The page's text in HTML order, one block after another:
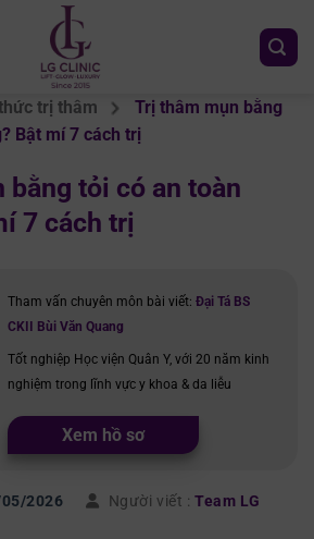
trị thâm
Trị thâm mụn bằng
Bật mí 7 cách trị
bằng tỏi có an toàn
7 cách trị
Tham vấn chuyên môn bài viết: Đại Tá BS
CKII Bùi Văn Quang
Tốt nghiệp Học viện Quân Y, với 20 năm kinh
nghiệm trong lĩnh vực y khoa & da liễu
Xem hồ sơ
2026 Người viết : Team LG